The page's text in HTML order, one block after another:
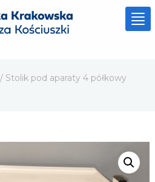
/ Stolik pod aparaty 4 półkowy